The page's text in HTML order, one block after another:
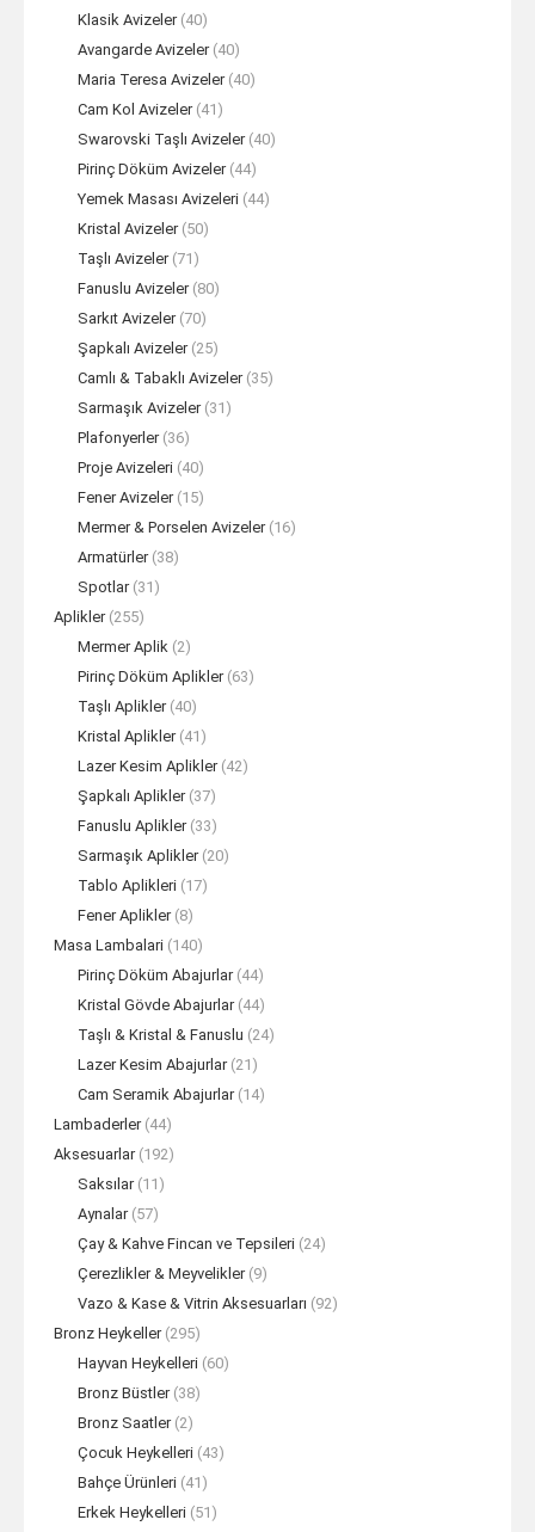
Klasik Avizeler (40)
Avangarde Avizeler (40)
Maria Teresa Avizeler (40)
Cam Kol Avizeler (41)
Swarovski Taşlı Avizeler (40)
Pirinç Döküm Avizeler (44)
Yemek Masası Avizeleri (44)
Kristal Avizeler (50)
Taşlı Avizeler (71)
Fanuslu Avizeler (80)
Sarkıt Avizeler (70)
Şapkalı Avizeler (25)
Camlı & Tabaklı Avizeler (35)
Sarmaşık Avizeler (31)
Plafonyerler (36)
Proje Avizeleri (40)
Fener Avizeler (15)
Mermer & Porselen Avizeler (16)
Armatürler (38)
Spotlar (31)
Aplikler (255)
Mermer Aplik (2)
Pirinç Döküm Aplikler (63)
Taşlı Aplikler (40)
Kristal Aplikler (41)
Lazer Kesim Aplikler (42)
Şapkalı Aplikler (37)
Fanuslu Aplikler (33)
Sarmaşık Aplikler (20)
Tablo Aplikleri (17)
Fener Aplikler (8)
Masa Lambalari (140)
Pirinç Döküm Abajurlar (44)
Kristal Gövde Abajurlar (44)
Taşlı & Kristal & Fanuslu (24)
Lazer Kesim Abajurlar (21)
Cam Seramik Abajurlar (14)
Lambaderler (44)
Aksesuarlar (192)
Saksılar (11)
Aynalar (57)
Çay & Kahve Fincan ve Tepsileri (24)
Çerezlikler & Meyvelikler (9)
Vazo & Kase & Vitrin Aksesuarları (92)
Bronz Heykeller (295)
Hayvan Heykelleri (60)
Bronz Büstler (38)
Bronz Saatler (2)
Çocuk Heykelleri (43)
Bahçe Ürünleri (41)
Erkek Heykelleri (51)